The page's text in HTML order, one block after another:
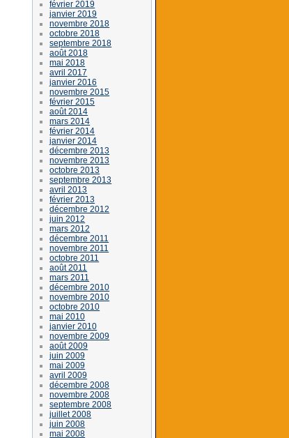
février 2019
janvier 2019
novembre 2018
octobre 2018
septembre 2018
août 2018
mai 2018
avril 2017
janvier 2016
novembre 2015
février 2015
août 2014
mars 2014
février 2014
janvier 2014
décembre 2013
novembre 2013
octobre 2013
septembre 2013
avril 2013
février 2013
décembre 2012
juin 2012
mars 2012
décembre 2011
novembre 2011
octobre 2011
août 2011
mars 2011
décembre 2010
novembre 2010
octobre 2010
mai 2010
janvier 2010
novembre 2009
août 2009
juin 2009
mai 2009
avril 2009
décembre 2008
novembre 2008
septembre 2008
juillet 2008
juin 2008
mai 2008